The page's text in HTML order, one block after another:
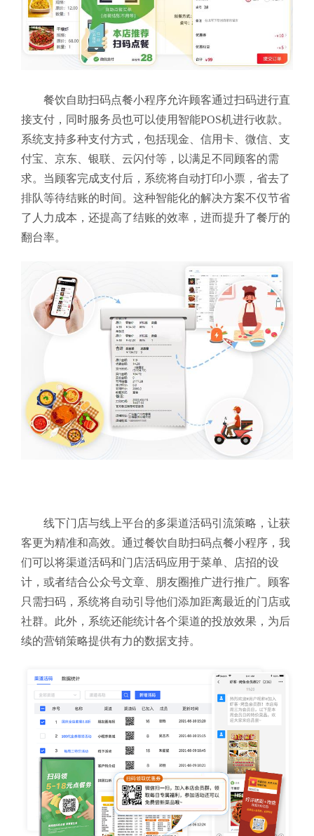
餐饮自助扫码点餐小程序允许顾客通过扫码进行直
接支付，同时服务员也可以使用智能POS机进行收款。
系统支持多种支付方式，包括现金、信用卡、微信、支
付宝、京东、银联、云闪付等，以满足不同顾客的需
求。当顾客完成支付后，系统将自动打印小票，省去了
排队等待结账的时间。这种智能化的解决方案不仅节省
了人力成本，还提高了结账的效率，进而提升了餐厅的
翻台率。
线下门店与线上平台的多渠道活码引流策略，让获
客更为精准和高效。通过餐饮自助扫码点餐小程序，我
们可以将渠道活码和门店活码应用于菜单、店招的设
计，或者结合公众号文章、朋友圈推广进行推广。顾客
只需扫码，系统将自动引导他们添加距离最近的门店或
社群。此外，系统还能统计各个渠道的投放效果，为后
续的营销策略提供有力的数据支持。